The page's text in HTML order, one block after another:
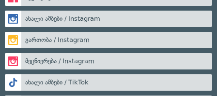
ახალი ამბები / Instagram
გართობა / Instagram
მეცნიერება / Instagram
ახალი ამბები / TikTok